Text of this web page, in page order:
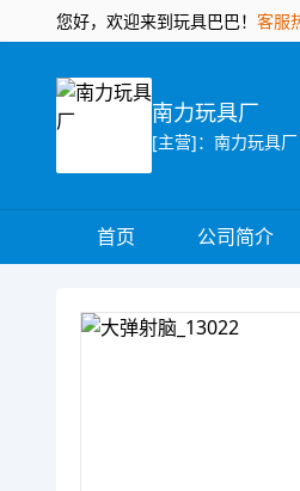
您好，欢迎来到玩具巴巴！ 客服
南力玩具厂
首页 公司简介